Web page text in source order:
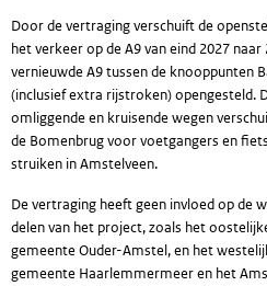
Door de vertraging verschuift de
het verkeer op de A9 van eind 2027
vernieuwde A9 tussen de knooppunten
(inclusief extra rijstroken) opengesteld.
omliggende en kruisende wegen
de Bomenbrug voor voetgangers en
struiken in Amstelveen.
De vertraging heeft geen invloed op de
delen van het project, zoals het
gemeente Ouder-Amstel, en het
gemeente Haarlemmermeer en het